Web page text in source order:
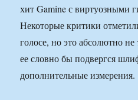
хит Gamine с виртуозными
Некоторые критики
голосе, но это абсолютно
ее словно бы подвергся
дополнительные измерения.